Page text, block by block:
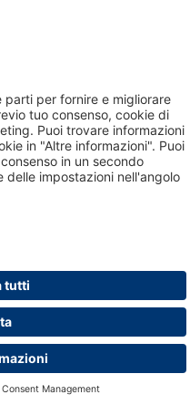
Di Informazioni
/ Italy Cap. Soc.
€ 51.806.190,00 |
e P.IVA 02083271201
socio
Certificato da DNV ISO 9001,